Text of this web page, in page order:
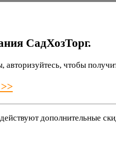
СадХозТорг.
чтобы
дополнительные